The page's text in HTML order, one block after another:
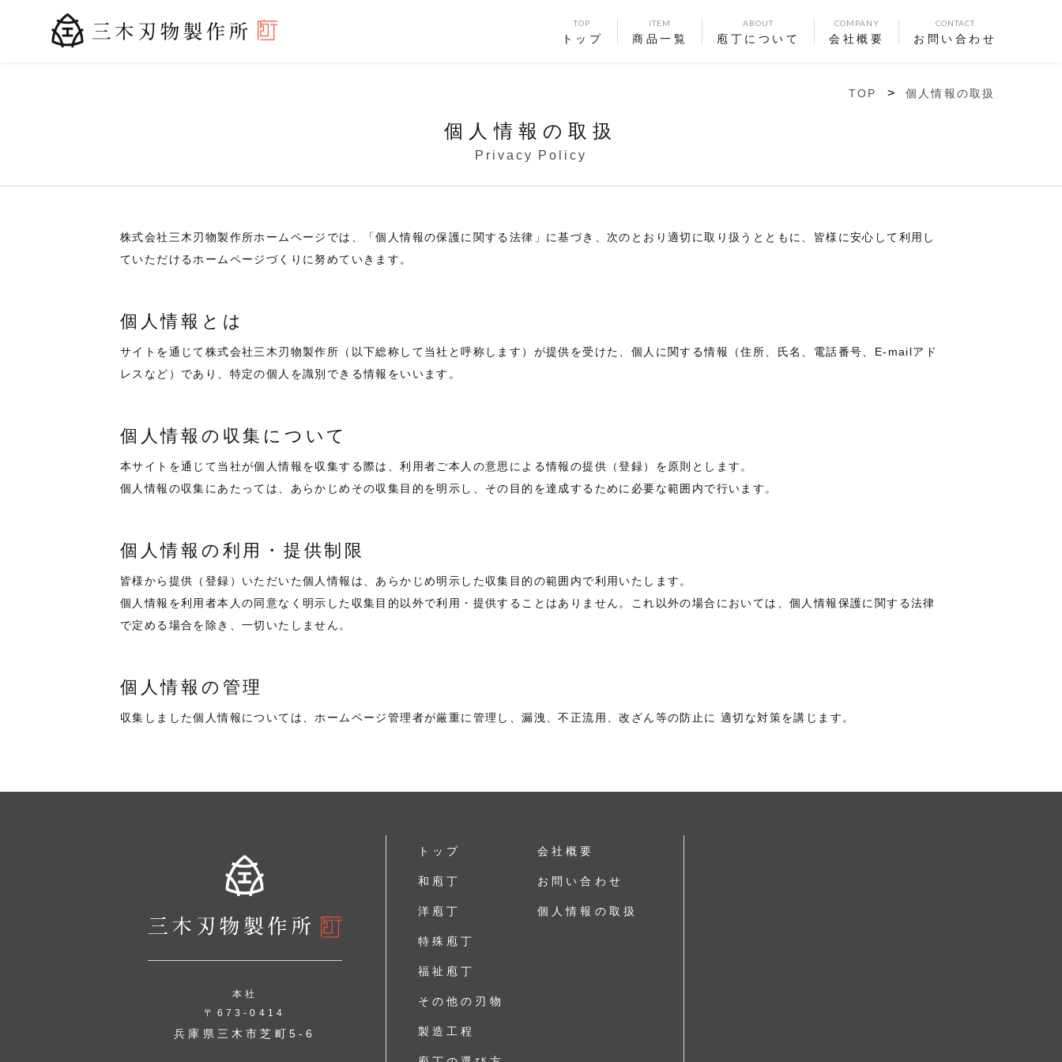
TOP
トップ
ITEM
商品一覧
ABOUT
庖丁について
COMPANY
会社概要
CONTACT
お問い合わせ
TOP 個人情報の取扱
個人情報の取扱
Privacy Policy
株式会社三木刃物製作所ホームページでは、「個人情報の保護に関する法律」に基づき、次のとおり適切に取り扱うとともに、皆様に安心して利用し
ていただけるホームページづくりに努めていきます。
個人情報とは
サイトを通じて株式会社三木刃物製作所（以下総称して当社と呼称します）が提供を受けた、個人に関する情報（住所、氏名、電話番号、E-mailアド
レスなど）であり、特定の個人を識別できる情報をいいます。
個人情報の収集について
本サイトを通じて当社が個人情報を収集する際は、利用者ご本人の意思による情報の提供（登録）を原則とします。
個人情報の収集にあたっては、あらかじめその収集目的を明示し、その目的を達成するために必要な範囲内で行います。
個人情報の利用・提供制限
皆様から提供（登録）いただいた個人情報は、あらかじめ明示した収集目的の範囲内で利用いたします。
個人情報を利用者本人の同意なく明示した収集目的以外で利用・提供することはありません。これ以外の場合においては、個人情報保護に関する法律
で定める場合を除き、一切いたしません。
個人情報の管理
収集しました個人情報については、ホームページ管理者が厳重に管理し、漏洩、不正流用、改ざん等の防止に 適切な対策を講じます。
本社
〒673-0414
兵庫県三木市芝町5-6
トップ
和庖丁
洋庖丁
特殊庖丁
福祉庖丁
その他の刃物
製造工程
会社概要
お問い合わせ
個人情報の取扱